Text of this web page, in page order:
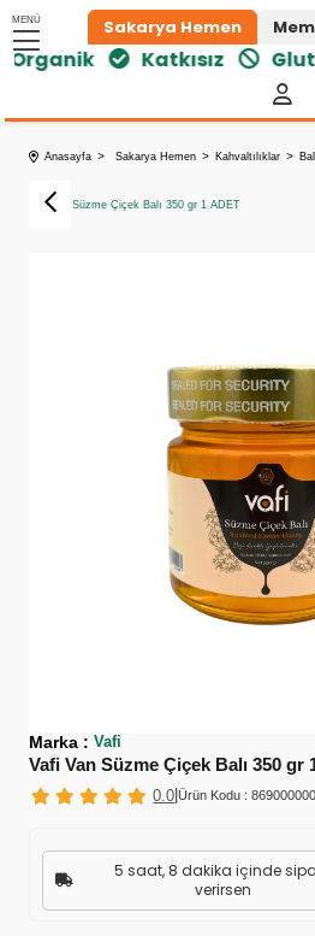
MENÜ Sakarya Hemen
Katkısız
Anasayfa Sakarya Hemen Kahvaltılıklar
Vafi Van Süzme Çiçek Balı 350 gr 1 ADET
Vafi Van Süzme Çiçek Balı 350 gr
0.0 |Ürün Kodu :
5 saat, 8 dakika içinde
verirsen
Marka : Vafi